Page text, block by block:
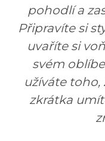
pohodlí a
Připravíte si
uvaříte si
svém
užíváte toho,
zkrátka